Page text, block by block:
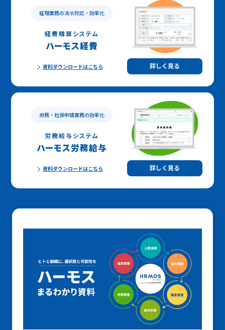
経理業務の法令対応・効率化
経費精算システム
ハーモス経費
資料ダウンロードはこちら 詳しく見る
労務・社保申請業務の効率化
労務給与システム
ハーモス労務給与
資料ダウンロードはこちら 詳しく見る